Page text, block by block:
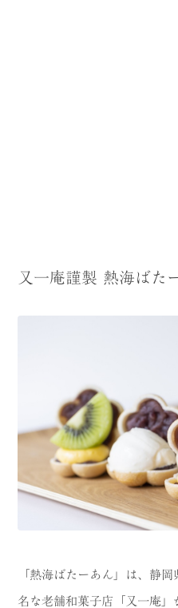
又一庵謹製 熱海ばた
「熱海ばたーあん」は、静
名な老舗和菓子店「又一庵」